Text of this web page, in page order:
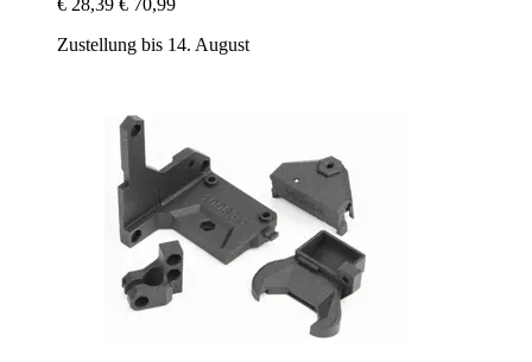
€ 28,39 € 70,99
Zustellung bis 14. August